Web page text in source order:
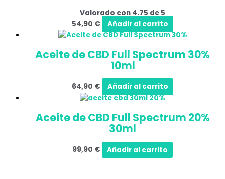
Valorado con 4.75 de 5
54,90 € Añadir al carrito
Aceite de CBD Full Spectrum 30%
10ml
64,90 € Añadir al carrito
Aceite de CBD Full Spectrum 20%
30ml
99,90 € Añadir al carrito